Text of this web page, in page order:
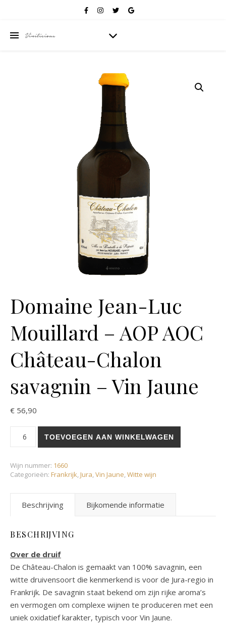
Domaine Jean-Luc
Mouillard – AOP AOC
Château-Chalon
savagnin – Vin Jaune
€ 56,90
TOEVOEGEN AAN WINKELWAGEN
Wijn nummer: 1660
Categorieën: Frankrijk,Jura,Vin Jaune,Witte wijn
Beschrijving Bijkomende informatie
BESCHRIJVING
Over de druif
De Château-Chalon is gemaakt van 100% savagnin, een
witte druivensoort die kenmerkend is voor de Jura-regio in
Frankrijk. De savagnin staat bekend om zijn rijke aroma’s
en vermogen om complexe wijnen te produceren met een
uniek oxidatief karakter, typisch voor Vin Jaune.